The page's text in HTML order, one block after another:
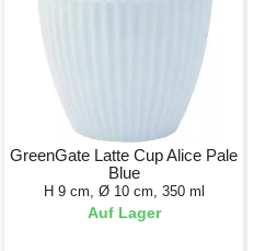
GreenGate Latte Cup Alice Pale
Blue
H 9 cm, Ø 10 cm, 350 ml
Auf Lager